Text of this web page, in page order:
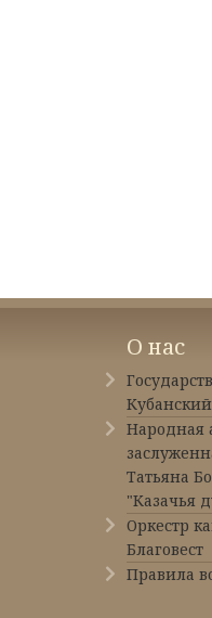
О нас
Народная
Татьяна
"Казачья
Оркестр
Благовест
Правила